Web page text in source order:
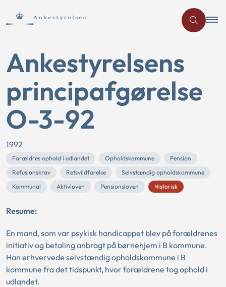
Ankestyrelsens
principafgørelse
O-3-92
1992
Forældres ophold i udlandet Opholdskommune
Pension
Refusionskrav
Retsvildfarelse
Selvstændig opholdskommune
Kommunal
Aktivloven Pensionsloven Historisk
Resume:
En mand, som var psykisk handicappet blev på forældrenes
initiativ og betaling anbragt på børnehjem i B kommune.
Han erhvervede selvstændig opholdskommune i B
kommune fra det tidspunkt, hvor forældrene tog ophold i
udlandet.